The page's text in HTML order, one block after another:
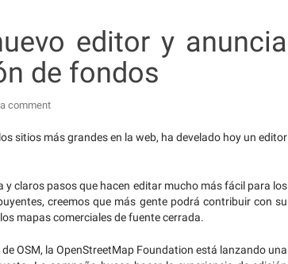
editor y anuncia
de fondos
comment
sitios más grandes en la web, ha develado hoy un editor
y claros pasos que hacen editar mucho más fácil para los
creemos que más gente podrá contribuir con su
mapas comerciales de fuente cerrada.
OSM, la OpenStreetMap Foundation está lanzando una